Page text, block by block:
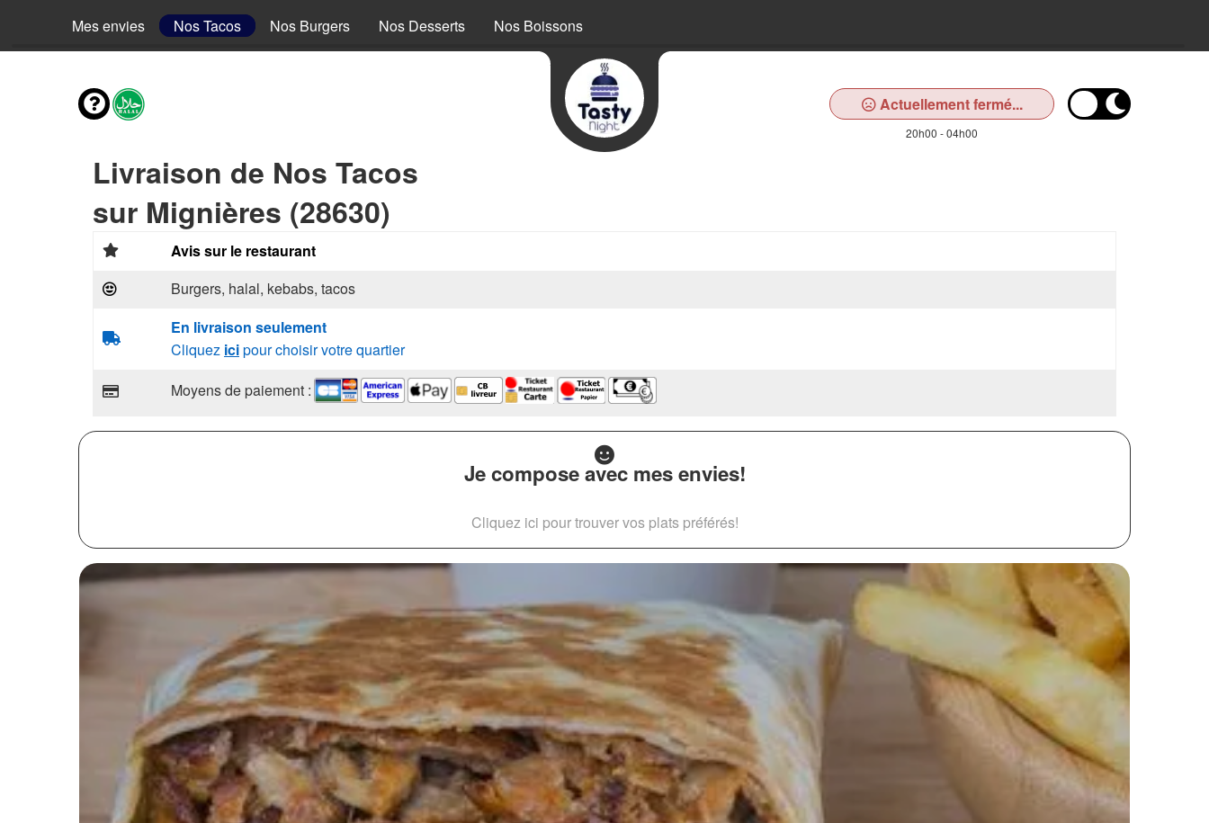
Mes envies Nos Tacos Nos Burgers Nos Desserts Nos Boissons
Actuellement fermé...
20h00 - 04h00
Livraison de Nos Tacos
sur Mignières (28630)
Avis sur le restaurant
Burgers, halal, kebabs, tacos
En livraison seulement
Cliquez icipour choisir votre quartier
Moyens de paiement :
Je compose avec mes envies!
Cliquez ici pour trouver vos plats préférés!